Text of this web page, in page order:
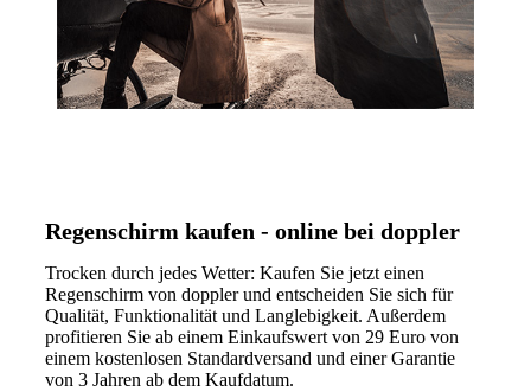
Regenschirm kaufen - online bei doppler
Trocken durch jedes Wetter: Kaufen Sie jetzt einen
Regenschirm von doppler und entscheiden Sie sich für
Qualität, Funktionalität und Langlebigkeit. Außerdem
profitieren Sie ab einem Einkaufswert von 29 Euro von
einem kostenlosen Standardversand und einer Garantie
von 3 Jahren ab dem Kaufdatum.